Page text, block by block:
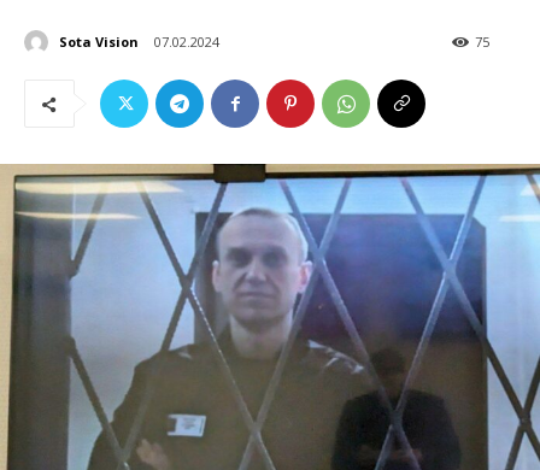
Sota Vision 07.02.2024 75